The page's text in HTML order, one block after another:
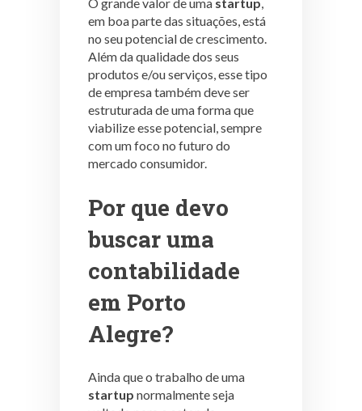
em boa parte das situações, está
no seu potencial de crescimento.
Além da qualidade dos seus
produtos e/ou serviços, esse tipo
de empresa também deve ser
estruturada de uma forma que
viabilize esse potencial, sempre
com um foco no futuro do
mercado consumidor.
Por que devo
buscar uma
contabilidade
em Porto
Alegre?
Ainda que o trabalho de uma
startup normalmente seja